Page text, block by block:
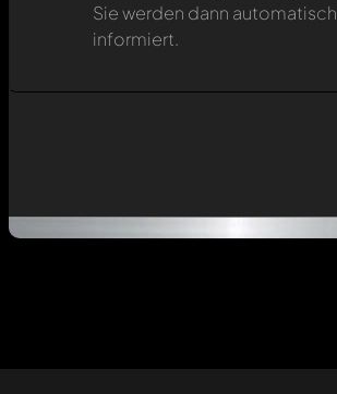
Sie werden dann
informiert.